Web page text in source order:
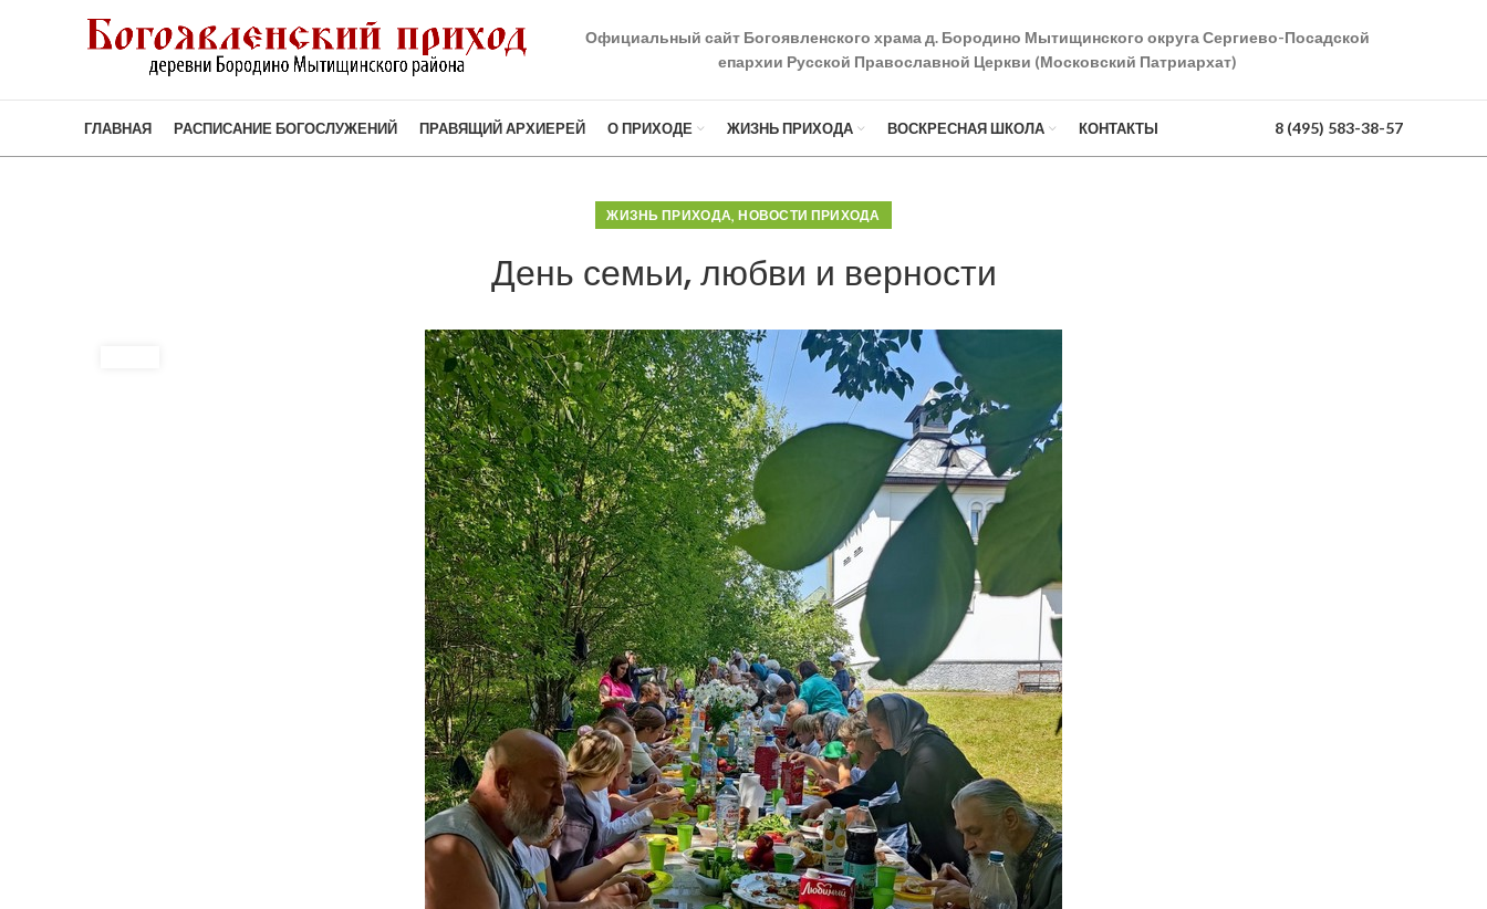
Официальный сайт Богоявленского храма д. Бородино Мытищинского округа Сергиево-Посадской
епархии Русской Православной Церкви (Московский Патриархат)
ГЛАВНАЯ РАСПИСАНИЕ БОГОСЛУЖЕНИЙ ПРАВЯЩИЙ АРХИЕРЕЙ О ПРИХОДЕ ЖИЗНЬ ПРИХОДА ВОСКРЕСНАЯ ШКОЛА КОНТАКТЫ 8 (495) 583-38-57
ЖИЗНЬ ПРИХОДА,НОВОСТИ ПРИХОДА
День семьи, любви и верности